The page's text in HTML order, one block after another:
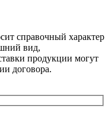
справочный характер
вид,
продукции могут
договора.